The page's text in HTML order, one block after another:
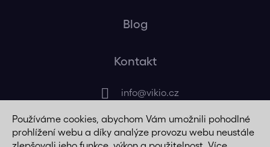
Používáme cookies, abychom Vám umožnili pohodlné
prohlížení webu a díky analýze provozu webu neustále
Blog
Kontakt
info@vikio.cz
+420 725 320 508